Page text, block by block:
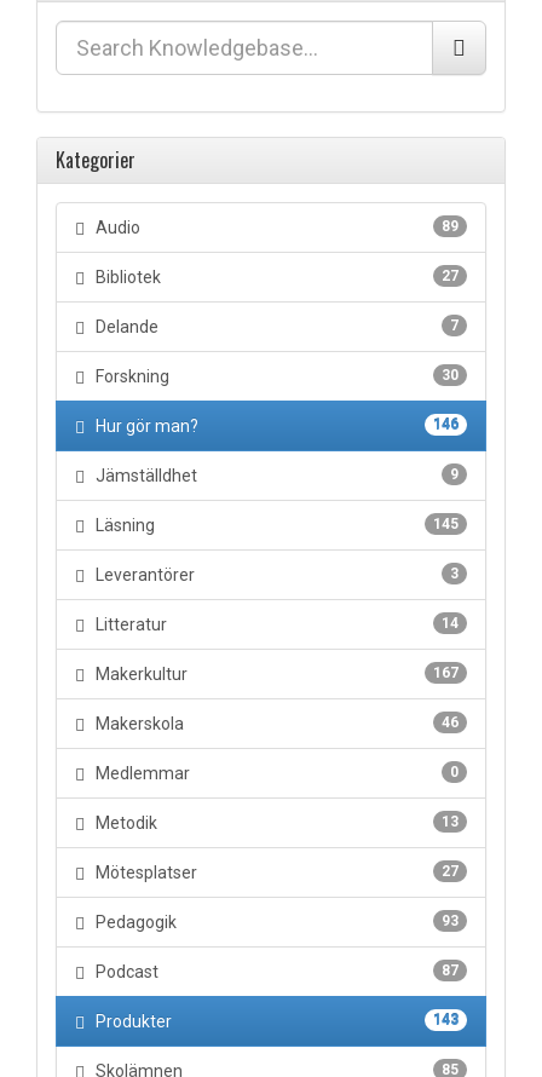
Kategorier
89
Audio
27
Bibliotek
7
Delande
30
Forskning
146
Hur gör man?
9
Jämställdhet
145
Läsning
3
Leverantörer
14
Litteratur
167
Makerkultur
46
Makerskola
0
Medlemmar
13
Metodik
27
Mötesplatser
93
Pedagogik
87
Podcast
143
Produkter
85
Skolämnen